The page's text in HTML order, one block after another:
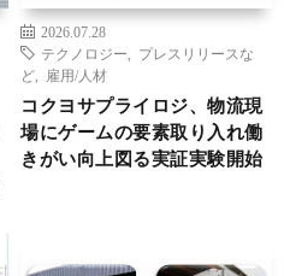
2026.07.28
テクノロジー
プレスリリースな
ど
雇用/人材
コクヨサプライロジ、物流現
場にゲームの要素取り入れ働
きがい向上図る実証実験開始